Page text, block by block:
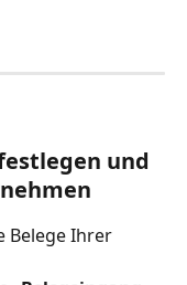
und
Belege Ihrer